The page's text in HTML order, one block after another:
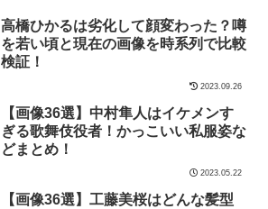
高橋ひかるは劣化して顔変わった？噂
を若い頃と現在の画像を時系列で比較
検証！
2023.09.26
【画像36選】中村隼人はイケメンす
ぎる歌舞伎役者！かっこいい私服姿な
どまとめ！
2023.05.22
【画像36選】工藤美桜はどんな髪型